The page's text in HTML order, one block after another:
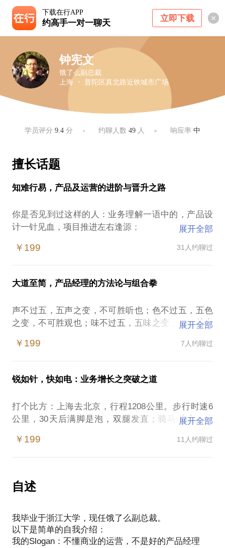
下载在行APP
约高手一对一聊天 立即下载
钟宪文
饿了么副总裁
上海 ・ 普陀区真北路近铁城市广场
学员评分9.4 分 约聊人数 49人 响应率 中
擅长话题
知难行易，产品及运营的进阶与晋升之路
你是否见到过这样的人：业务理解一语中的，产品设
计一针见血，项目推进左右逢源；
品方案被同事挑战，项目推进被协作拖累
进阶（由你办事，我很放心）：独当一面，成为老板
所信赖的左膀右臂；
费在思考和判断正确的事情上；
入室（不是产品，而是生意）：跳出产品/运营，变成
实质上的业务操盘手（向业务线/事业部负责人迈
够不够努力，而是取决于你知不知道一些更有意思的
展开全部
￥199 31人约聊过
大道至简，产品经理的方法论与组合拳
声不过五，五声之变，不可胜听也；色不过五，五色
之变，不可胜观也；味不过五，五味之变，不可胜尝
产品经理看似技能综合，招数千变，归根到底，不过
业务提案：如运筹帷幄，重点在于价值分析（盯结
果，接地气，有逻辑 三原则）
做减法，人上做加法 二原则）
产品落地：如行军打仗，重点在于执行是否到位（共
识先行、PDCA 二原则）
展开全部
￥199 7人约聊过
锐如针，快如电：业务增长之突破之道
打个比方：上海去北京，行程1208公里。步行时速6
公里，30天后满脚是泡，双腿发直；骑马时速20公
公里，12小时拼体力，睡个扎实觉，然后满血复活；
会做高铁和飞机的过程。
我将与你分享：
2、锐如针：单个突破点，一万倍压强
3、快如电：如水银泻地，如星河漫舞
展开全部
￥199 11人约聊过
自述
我毕业于浙江大学，现任饿了么副总裁。
以下是简单的自我介绍：
我的Slogan：不懂商业的运营，不是好的产品经理